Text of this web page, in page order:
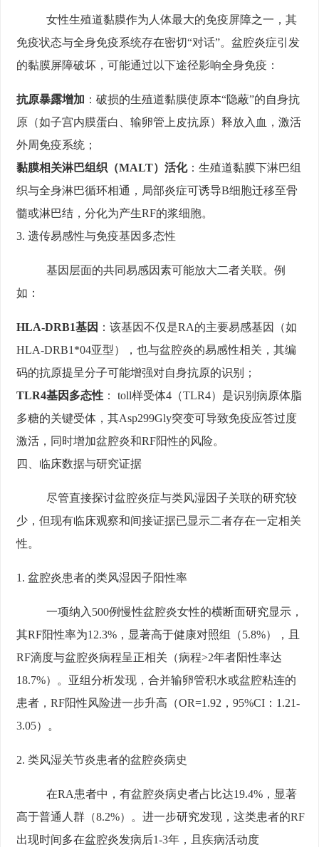
女性生殖道黏膜作为人体最大的免疫屏障之一，其
免疫状态与全身免疫系统存在密切“对话”。盆腔炎症引发
的黏膜屏障破坏，可能通过以下途径影响全身免疫：
抗原暴露增加 ：破损的生殖道黏膜使原本“隐蔽”的自身抗
原（如子宫内膜蛋白、输卵管上皮抗原）释放入血，激活
外周免疫系统；
黏膜相关淋巴组织（MALT）活化：生殖道黏膜下淋巴组
织与全身淋巴循环相通，局部炎症可诱导B细胞迁移至骨
髓或淋巴结，分化为产生RF的浆细胞。
3. 遗传易感性与免疫基因多态性
基因层面的共同易感因素可能放大二者关联。例
如：
HLA-DRB1基因 ：该基因不仅是RA的主要易感基因（如
HLA-DRB1*04亚型），也与盆腔炎的易感性相关，其编
码的抗原提呈分子可能增强对自身抗原的识别；
TLR4基因多态性 ： toll样受体4（TLR4）是识别病原体脂
多糖的关键受体，其Asp299Gly突变可导致免疫应答过度
激活，同时增加盆腔炎和RF阳性的风险。
四、临床数据与研究证据
尽管直接探讨盆腔炎症与类风湿因子关联的研究较
少，但现有临床观察和间接证据已显示二者存在一定相关
性。
1. 盆腔炎患者的类风湿因子阳性率
一项纳入500例慢性盆腔炎女性的横断面研究显示，
其RF阳性率为12.3%，显著高于健康对照组（5.8%），且
RF滴度与盆腔炎病程呈正相关（病程>2年者阳性率达
18.7%）。亚组分析发现，合并输卵管积水或盆腔粘连的
患者，RF阳性风险进一步升高（OR=1.92，95%CI：1.21-
3.05）。
2. 类风湿关节炎患者的盆腔炎病史
在RA患者中，有盆腔炎病史者占比达19.4%，显著
高于普通人群（8.2%）。进一步研究发现，这类患者的RF
出现时间多在盆腔炎发病后1-3年，且疾病活动度